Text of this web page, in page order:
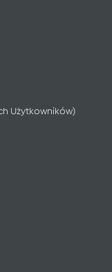
Użytkowników)